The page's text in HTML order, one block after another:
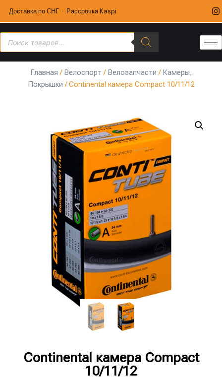
Доставка по СНГ · Рассрочка Kaspi
Главная / Велоспорт / Велозапчасти / Камеры,
Покрышки / Continental камера Compact 10/11/12
Continental камера Compact
10/11/12